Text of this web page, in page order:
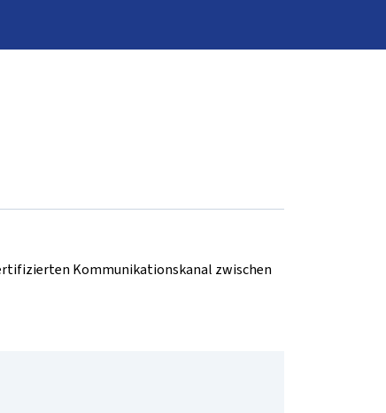
Kommunikationskanal zwischen